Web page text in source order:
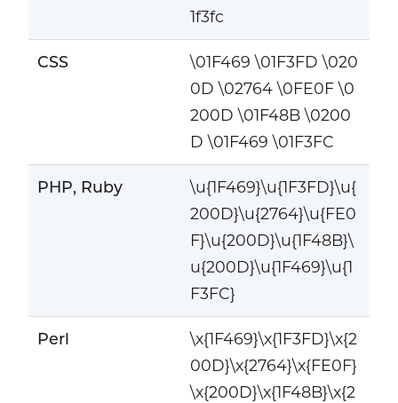
1f3fc
CSS
\01F469 \01F3FD \020
0D \02764 \0FE0F \0
200D \01F48B \0200
D \01F469 \01F3FC
PHP, Ruby
\u{1F469}\u{1F3FD}\u{
200D}\u{2764}\u{FE0
F}\u{200D}\u{1F48B}\
u{200D}\u{1F469}\u{1
F3FC}
Perl
\x{1F469}\x{1F3FD}\x{2
00D}\x{2764}\x{FE0F}
\x{200D}\x{1F48B}\x{2